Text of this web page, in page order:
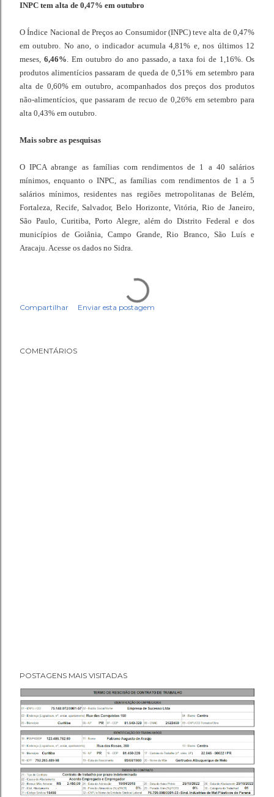
INPC tem alta de 0,47% em outubro
O Índice Nacional de Preços ao Consumidor (INPC) teve alta de 0,47%
em outubro. No ano, o indicador acumula 4,81% e, nos últimos 12
meses, 6,46%. Em outubro do ano passado, a taxa foi de 1,16%. Os
produtos alimentícios passaram de queda de 0,51% em setembro para
alta de 0,60% em outubro, acompanhados dos preços dos produtos
não-alimentícios, que passaram de recuo de 0,26% em setembro para
alta 0,43% em outubro.
Mais sobre as pesquisas
O IPCA abrange as famílias com rendimentos de 1 a 40 salários
mínimos, enquanto o INPC, as famílias com rendimentos de 1 a 5
salários mínimos, residentes nas regiões metropolitanas de Belém,
Fortaleza, Recife, Salvador, Belo Horizonte, Vitória, Rio de Janeiro,
São Paulo, Curitiba, Porto Alegre, além do Distrito Federal e dos
municípios de Goiânia, Campo Grande, Rio Branco, São Luís e
Aracaju. Acesse os dados no Sidra.
Compartilhar Enviar esta postagem
COMENTÁRIOS
POSTAGENS MAIS VISITADAS